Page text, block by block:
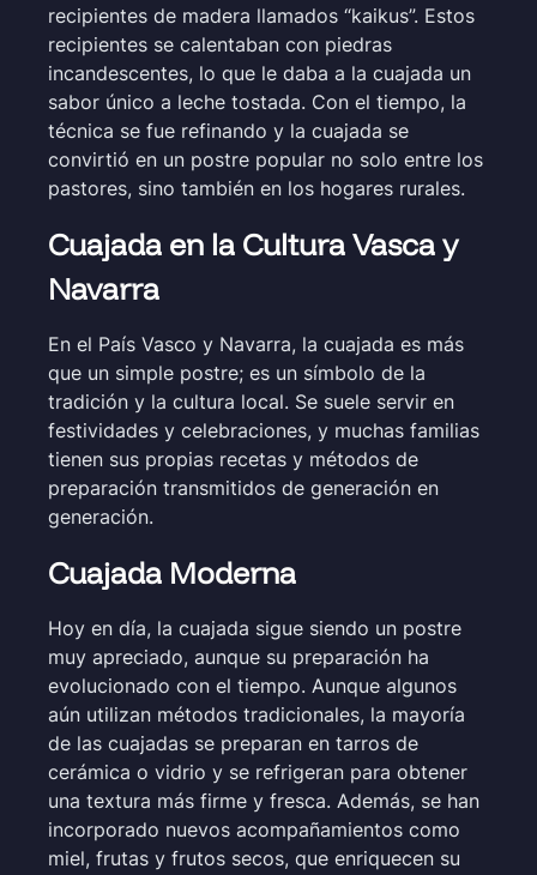
recipientes de madera llamados “kaikus”. Estos
recipientes se calentaban con piedras
incandescentes, lo que le daba a la cuajada un
sabor único a leche tostada. Con el tiempo, la
técnica se fue refinando y la cuajada se
convirtió en un postre popular no solo entre los
pastores, sino también en los hogares rurales.
Cuajada en la Cultura Vasca y
Navarra
En el País Vasco y Navarra, la cuajada es más
que un simple postre; es un símbolo de la
tradición y la cultura local. Se suele servir en
festividades y celebraciones, y muchas familias
tienen sus propias recetas y métodos de
preparación transmitidos de generación en
generación.
Cuajada Moderna
Hoy en día, la cuajada sigue siendo un postre
muy apreciado, aunque su preparación ha
evolucionado con el tiempo. Aunque algunos
aún utilizan métodos tradicionales, la mayoría
de las cuajadas se preparan en tarros de
cerámica o vidrio y se refrigeran para obtener
una textura más firme y fresca. Además, se han
incorporado nuevos acompañamientos como
miel, frutas y frutos secos, que enriquecen su